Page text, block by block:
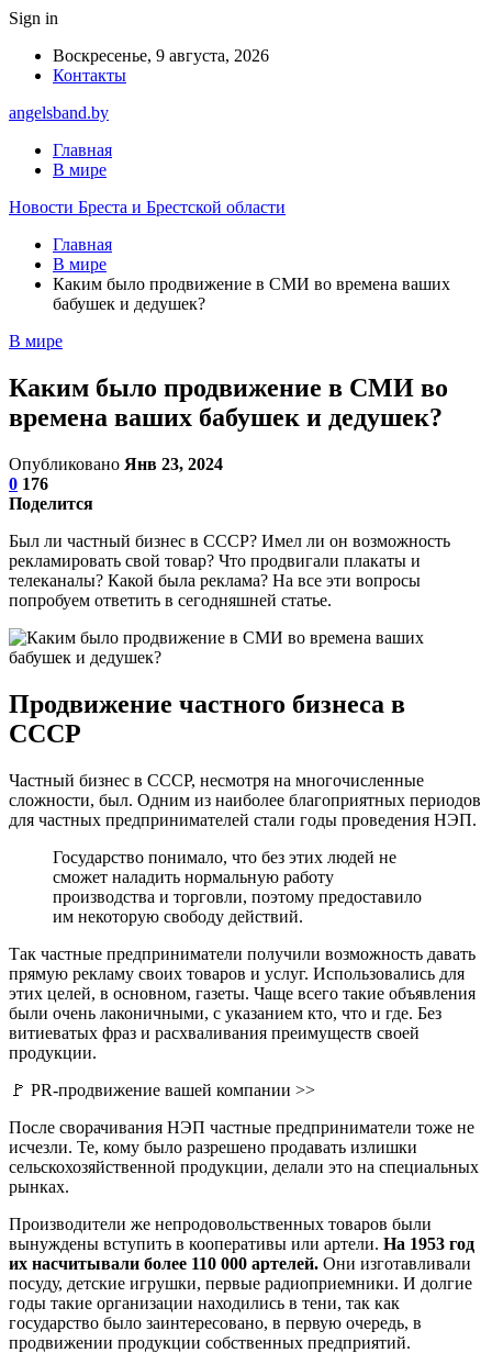
Sign in
Воскресенье, 9 августа, 2026
Контакты
angelsband.by
Главная
В мире
Новости Бреста и Брестской области
Главная
В мире
Каким было продвижение в СМИ во времена ваших
бабушек и дедушек?
В мире
Каким было продвижение в СМИ во
времена ваших бабушек и дедушек?
Опубликовано Янв 23, 2024
0 176
Поделится
Был ли частный бизнес в СССР? Имел ли он возможность
рекламировать свой товар? Что продвигали плакаты и
телеканалы? Какой была реклама? На все эти вопросы
попробуем ответить в сегодняшней статье.
Продвижение частного бизнеса в
СССР
Частный бизнес в СССР, несмотря на многочисленные
сложности, был. Одним из наиболее благоприятных периодов
для частных предпринимателей стали годы проведения НЭП.
Государство понимало, что без этих людей не
сможет наладить нормальную работу
производства и торговли, поэтому предоставило
им некоторую свободу действий.
Так частные предприниматели получили возможность давать
прямую рекламу своих товаров и услуг. Использовались для
этих целей, в основном, газеты. Чаще всего такие объявления
были очень лаконичными, с указанием кто, что и где. Без
витиеватых фраз и расхваливания преимуществ своей
продукции.
🚩 PR-продвижение вашей компании >>
После сворачивания НЭП частные предприниматели тоже не
исчезли. Те, кому было разрешено продавать излишки
сельскохозяйственной продукции, делали это на специальных
рынках.
Производители же непродовольственных товаров были
вынуждены вступить в кооперативы или артели. На 1953 год
их насчитывали более 110 000 артелей. Они изготавливали
посуду, детские игрушки, первые радиоприемники. И долгие
годы такие организации находились в тени, так как
государство было заинтересовано, в первую очередь, в
продвижении продукции собственных предприятий.